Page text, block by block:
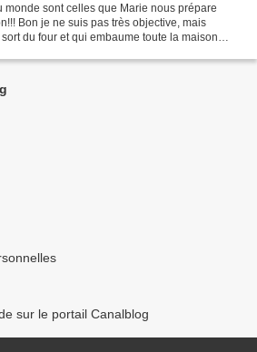
monde sont celles que Marie nous prépare
Bon je ne suis pas très objective, mais
du four et qui embaume toute la maison
sur le portail Canalblog